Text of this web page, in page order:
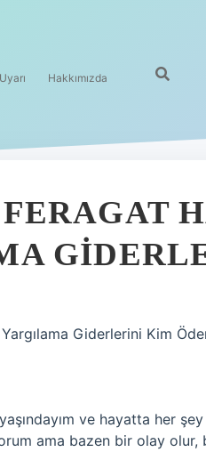
Hakkımızda
Giderlerini Kim
ve hayatta her
ama bazen bir olay